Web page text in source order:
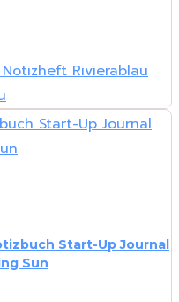
Start-Up Journal
Sun